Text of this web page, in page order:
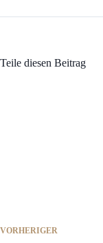
Teile diesen Beitrag
VORHERIGER